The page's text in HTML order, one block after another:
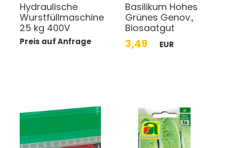
Hydraulische
Wurstfüllmaschine
25 kg 400V
Preis auf Anfrage
Basilikum Hohes
Grünes Genov.,
Biosaatgut
3,49 EUR